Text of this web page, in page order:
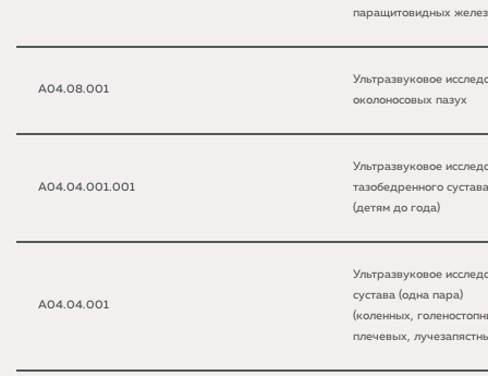
паращитовидных желез
A04.08.001
Ультразвуковое
околоносовых пазух
A04.04.001.001
Ультразвуковое
тазобедренного сустава
(детям до года)
A04.04.001
Ультразвуковое
сустава (одна пара)
(коленных,
плечевых,